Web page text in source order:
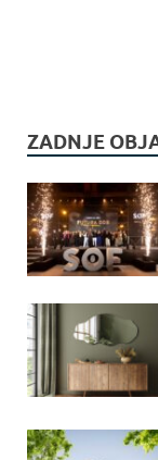
ZADNJE